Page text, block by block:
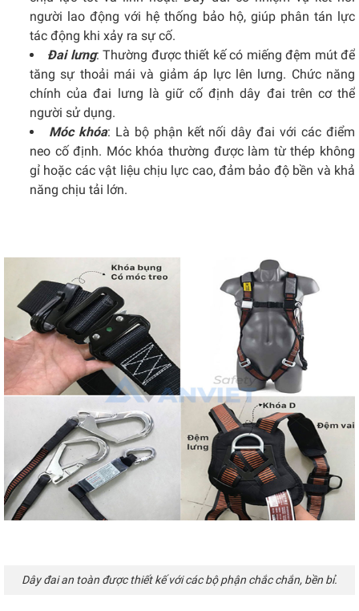
người lao động với hệ thống bảo hộ, giúp phân tán lực
tác động khi xảy ra sự cố.
Đai lưng: Thường được thiết kế có miếng đệm mút để
tăng sự thoải mái và giảm áp lực lên lưng. Chức năng
chính của đai lưng là giữ cố định dây đai trên cơ thể
người sử dụng.
Móc khóa: Là bộ phận kết nối dây đai với các điểm
neo cố định. Móc khóa thường được làm từ thép không
gỉ hoặc các vật liệu chịu lực cao, đảm bảo độ bền và khả
năng chịu tải lớn.
Dây đai an toàn được thiết kế với các bộ phận chắc chắn, bền bỉ.